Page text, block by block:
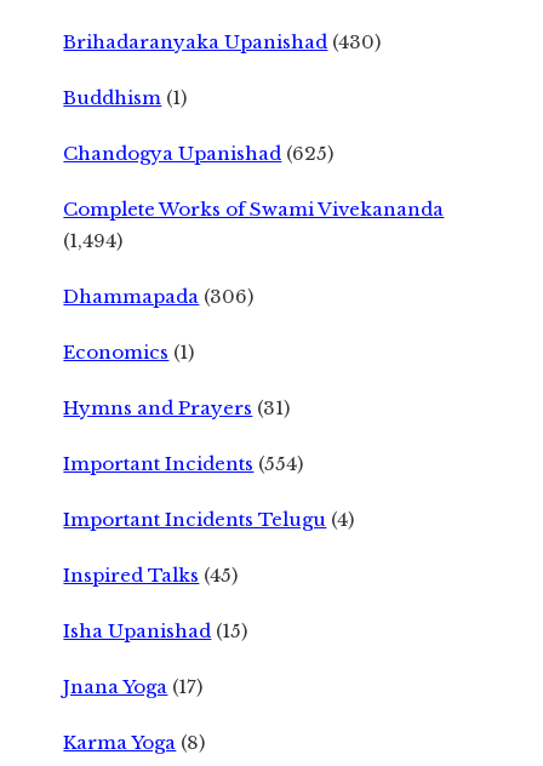
Brihadaranyaka Upanishad (430)
Buddhism (1)
Chandogya Upanishad (625)
Complete Works of Swami Vivekananda
(1,494)
Dhammapada (306)
Economics (1)
Hymns and Prayers (31)
Important Incidents (554)
Important Incidents Telugu (4)
Inspired Talks (45)
Isha Upanishad (15)
Jnana Yoga (17)
Karma Yoga (8)